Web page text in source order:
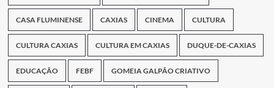
CASA FLUMINENSE CAXIAS CINEMA CULTURA
CULTURA CAXIAS CULTURA EM CAXIAS DUQUE-DE-CAXIAS
EDUCAÇÃO FEBF GOMEIA GALPÃO CRIATIVO